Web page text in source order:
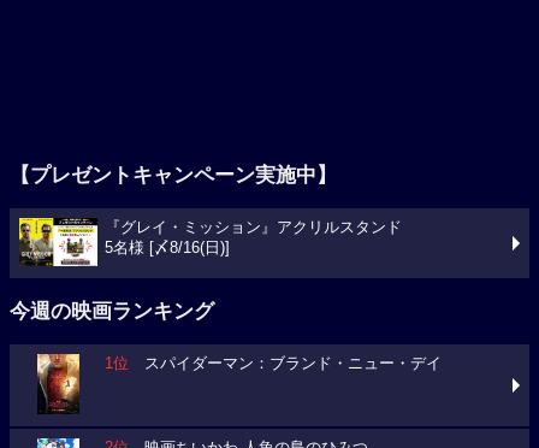
【プレゼントキャンペーン実施中】
『グレイ・ミッション』アクリルスタンド
5名様 [〆8/16(日)]
今週の映画ランキング
1位 スパイダーマン：ブランド・ニュー・デイ